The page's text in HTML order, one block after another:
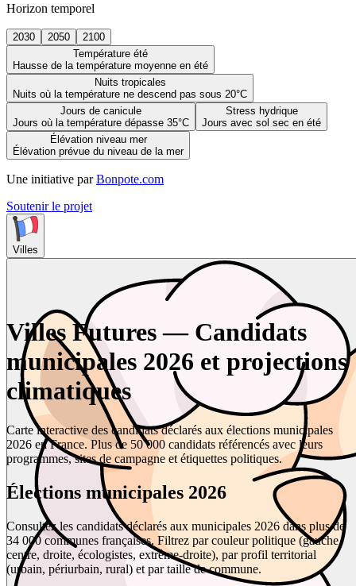
Horizon temporel
2030 2050
2100
Température été
Hausse de la température moyenne en été
Nuits tropicales
Nuits où la température ne descend pas sous 20°C
Jours de canicule
Jours où la température dépasse 35°C
Stress hydrique
Jours avec sol sec en été
Élévation niveau mer
Élévation prévue du niveau de la mer
Une initiative par Bonpote.com
Soutenir le projet
Villes
Villes Futures — Candidats
municipales 2026 et projections
climatiques
Carte interactive des candidats déclarés aux élections municipales
2026 en France. Plus de 50 000 candidats référencés avec leurs
programmes, sites de campagne et étiquettes politiques.
Élections municipales 2026
Consultez les candidats déclarés aux municipales 2026 dans plus de
34 000 communes françaises. Filtrez par couleur politique (gauche,
centre, droite, écologistes, extrême-droite), par profil territorial
(urbain, périurbain, rural) et par taille de commune.